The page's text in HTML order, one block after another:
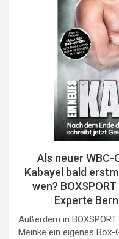
Als neuer
Kabayel bald
wen?
Experte
Außerdem in
Meinke ein eigenes